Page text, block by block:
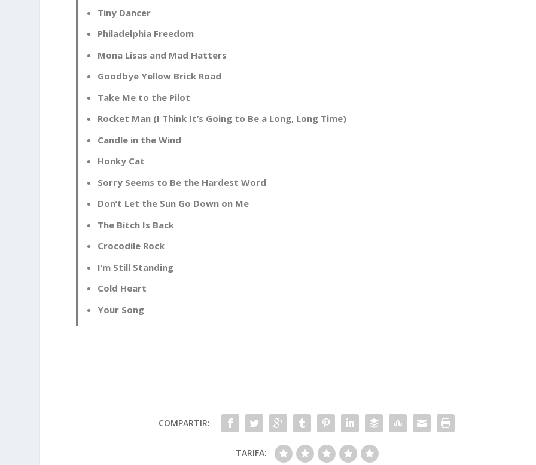
Tiny Dancer
Philadelphia Freedom
Mona Lisas and Mad Hatters
Goodbye Yellow Brick Road
Take Me to the Pilot
Rocket Man (I Think It’s Going to Be a Long, Long Time)
Candle in the Wind
Honky Cat
Sorry Seems to Be the Hardest Word
Don’t Let the Sun Go Down on Me
The Bitch Is Back
Crocodile Rock
I’m Still Standing
Cold Heart
Your Song
COMPARTIR:
TARIFA: